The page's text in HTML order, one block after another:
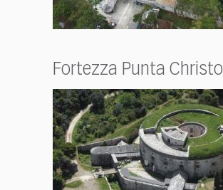
Fortezza Punta Christo